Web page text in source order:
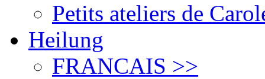
Petits ateliers de
Heilung
FRANCAIS >>